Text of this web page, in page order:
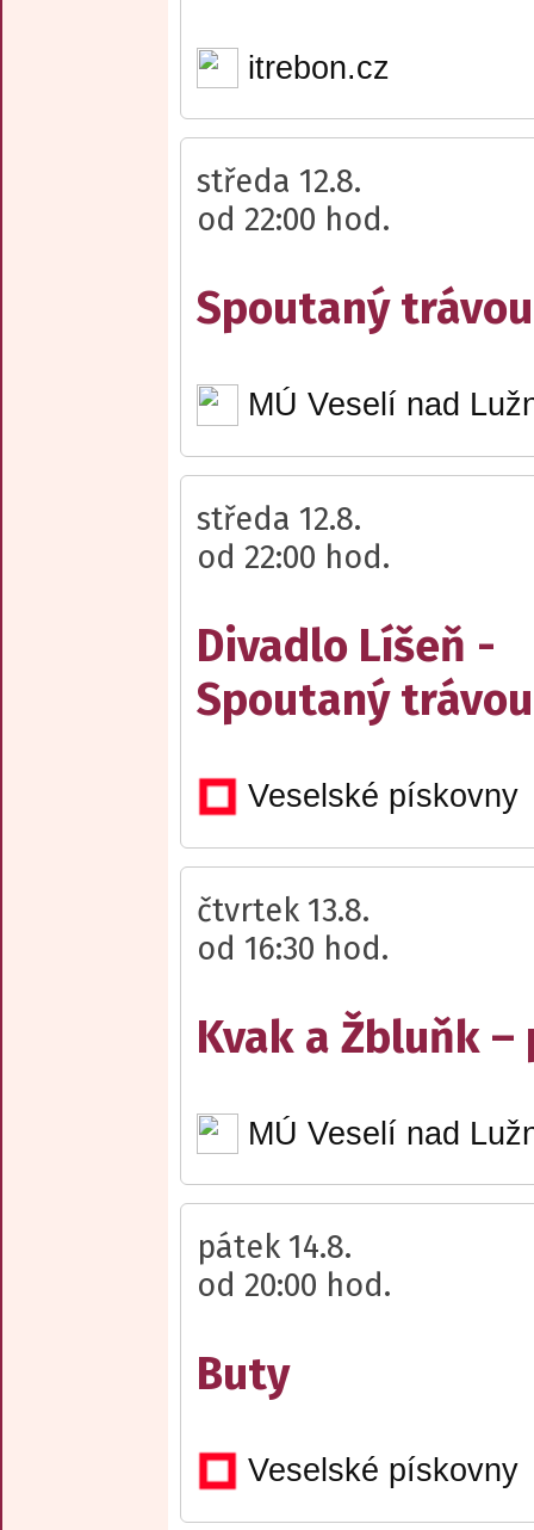
itrebon.cz
středa 12.8.
od 22:00 hod.
Spoutaný
MÚ Veselí nad
středa 12.8.
od 22:00 hod.
Divadlo Líšeň -
Spoutaný trávou
Veselské pískovny
čtvrtek 13.8.
od 16:30 hod.
Kvak a Žbluňk –
MÚ Veselí nad
pátek 14.8.
od 20:00 hod.
Buty
Veselské pískovny